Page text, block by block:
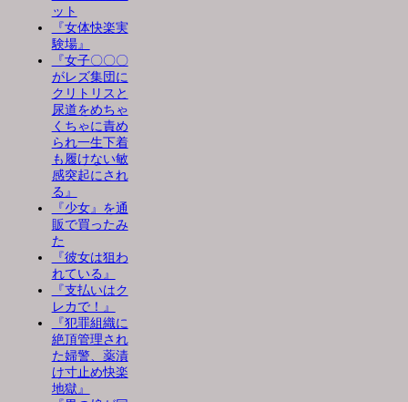
ット
『女体快楽実
験場』
『女子〇〇〇
がレズ集団に
クリトリスと
尿道をめちゃ
くちゃに責め
られ一生下着
も履けない敏
感突起にされ
る』
『少女』を通
販で買ったみ
た
『彼女は狙わ
れている』
『支払いはク
レカで！』
『犯罪組織に
絶頂管理され
た婦警、薬漬
け寸止め快楽
地獄』